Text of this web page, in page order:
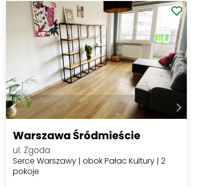
Warszawa Śródmieście
ul. Zgoda
Serce Warszawy | obok Pałac Kultury | 2
pokoje